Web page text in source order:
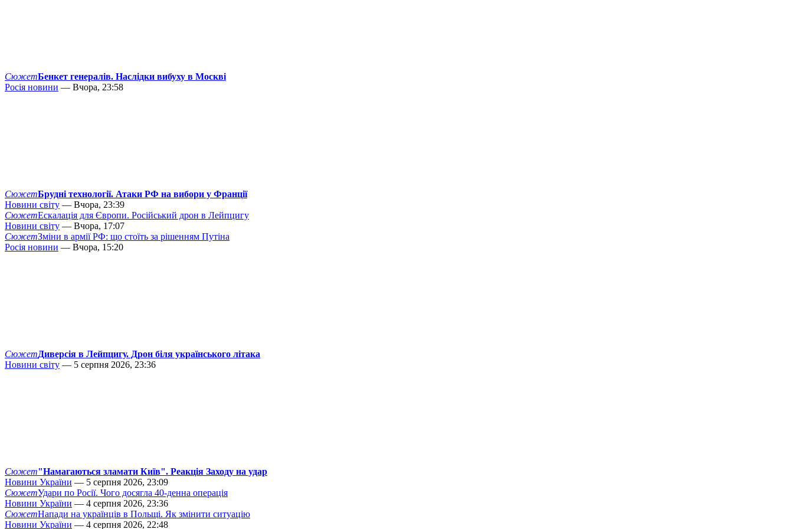
СюжетБенкет генералів. Наслідки вибуху в Москві
Росія новини — Вчора, 23:58
СюжетБрудні технології. Атаки РФ на вибори у Франції
Новини світу — Вчора, 23:39
СюжетЕскалація для Європи. Російський дрон в Лейпцигу
Новини світу — Вчора, 17:07
СюжетЗміни в армії РФ: що стоїть за рішенням Путіна
Росія новини — Вчора, 15:20
СюжетДиверсія в Лейпцигу. Дрон біля українського літака
Новини світу — 5 серпня 2026, 23:36
Сюжет"Намагаються зламати Київ". Реакція Заходу на удар
Новини України — 5 серпня 2026, 23:09
СюжетУдари по Росії. Чого досягла 40-денна операція
Новини України — 4 серпня 2026, 23:36
СюжетНапади на українців в Польщі. Як змінити ситуацію
Новини України — 4 серпня 2026, 22:48